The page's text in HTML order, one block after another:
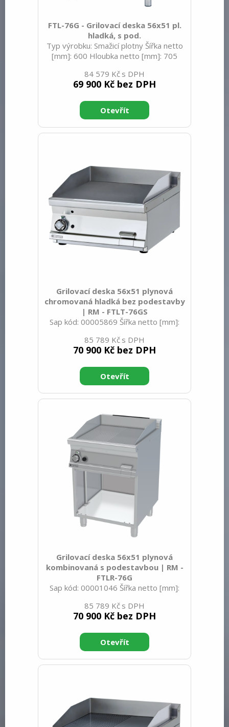
FTL-76G - Grilovací deska 56x51 pl.
hladká, s pod.
Typ výrobku: Smažicí plotny Šířka netto
[mm]: 600 Hloubka netto [mm]: 705
[kg]: 80.00 Šířka brutto [mm]: 630
Hloubka brutto [mm]: 770 Výška brutto
Typ spotřebiče: Plynové zařízení
Konstruční typ zařízení: Stacionární
Výkon plynový [kW]: 10.500 Zapalování:
Nerez Kontrolky: chodu a na
84 579 Kč
69 900 Kč bez DPH
Grilovací deska 56x51 plynová
chromovaná hladká bez podestavby
| RM - FTLT-76GS
Sap kód: 00005869 Šířka netto [mm]:
netto [mm]: 280 Hmotnost netto [kg]:
62.00 Šířka brutto [mm]: 630 Hloubka
540 Hmotnost brutto [kg]: 68.00 Typ
spotřebiče: Plynové zařízení Konstruční
typ zařízení: Stolní Výkon plynový [kW]:
Druh připojení plynu: Zemní plyn, propan
butan Stupeň krytí ovládacích prvků:
IPX5 Vnější barva zařízení: Nerezové
Materiál: Nerez K
85 789 Kč
70 900 Kč bez DPH
Grilovací deska 56x51 plynová
kombinovaná s podestavbou | RM -
FTLR-76G
Sap kód: 00001046 Šířka netto [mm]:
netto [mm]: 900 Hmotnost netto [kg]:
83.00 Šířka brutto [mm]: 630 Hloubka
1110 Hmotnost brutto [kg]: 83.00 Typ
spotřebiče: Plynové zařízení Konstruční
typ zařízení: Stacionární Výkon plynový
prvků: IPX5 Vnější barva zařízení:
Nerezové Materiál:
85 789 Kč
70 900 Kč bez DPH